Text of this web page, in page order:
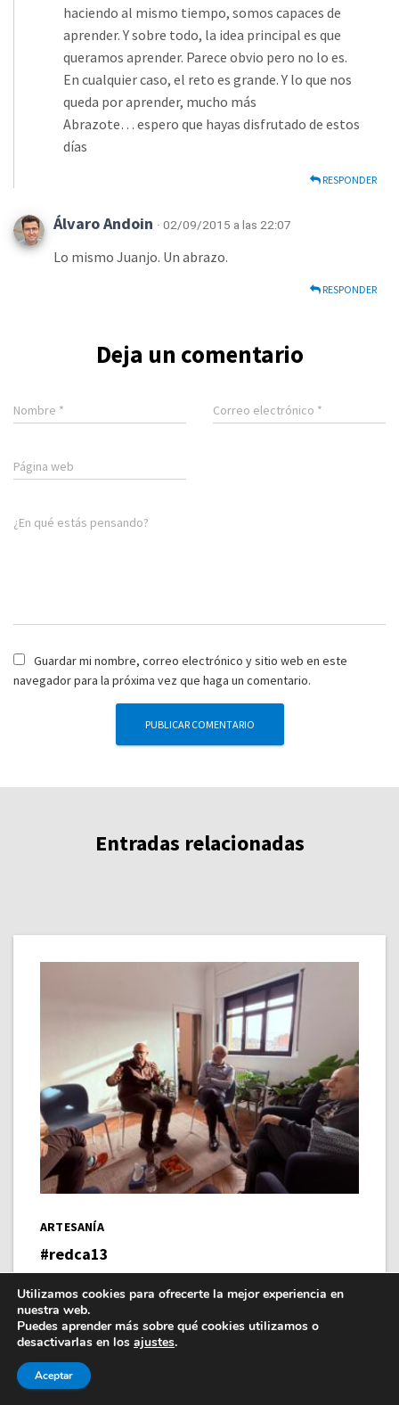
haciendo al mismo tiempo, somos capaces de
aprender. Y sobre todo, la idea principal es que
queramos aprender. Parece obvio pero no lo es.
En cualquier caso, el reto es grande. Y lo que nos
queda por aprender, mucho más
Abrazote… espero que hayas disfrutado de estos
días
RESPONDER
Álvaro Andoin · 02/09/2015 a las 22:07
Lo mismo Juanjo. Un abrazo.
RESPONDER
Deja un comentario
Nombre * Correo electrónico *
Página web
¿En qué estás pensando?
Guardar mi nombre, correo electrónico y sitio web en este
navegador para la próxima vez que haga un comentario.
Entradas relacionadas
ARTESANÍA
#redca13
han de convivir JUNT=S. Una convivencia crítica pero
práctica, intensa pero respetuosa, herramienta pero
proceso, recurso pero transformadora.
Utilizamos cookies para ofrecerte la mejor experiencia en
nuestra web.
Puedes aprender más sobre qué cookies utilizamos o
desactivarlas en los ajustes.
Aceptar